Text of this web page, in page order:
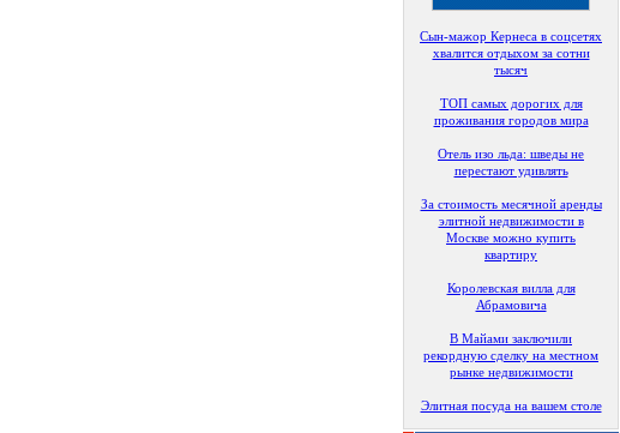
Сын-мажор Кернеса в соцсетях
хвалится отдыхом за сотни
тысяч
ТОП самых дорогих для
проживания городов мира
Отель изо льда: шведы не
перестают удивлять
За стоимость месячной аренды
элитной недвижимости в
Москве можно купить
квартиру
Королевская вилла для
Абрамовича
В Майами заключили
рекордную сделку на местном
рынке недвижимости
Элитная посуда на вашем столе